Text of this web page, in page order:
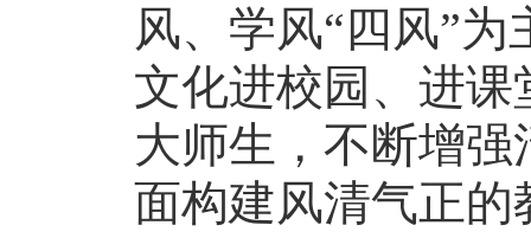
风、学风“四风”
文化进校园、进
大师生，不断增
面构建风清气正的